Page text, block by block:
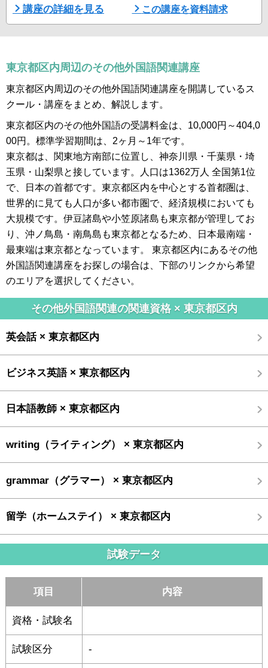
の力をバランスよく伸ばせる構成。
検定委員会監修のカリキュラムのため、検定試験と同じ形式・レベル
で対策することができます。
教材はユーキャンのオリジナルです。メインテキストは２級・３級共
検定対策としてはもちろん、社会人としての信頼を高めたい方や、教
講座の詳細を見る この講座を資料請求
東京都区内周辺のその他外国語関連講座
東京都区内周辺のその他外国語関連講座を開講しているス
クール・講座をまとめ、解説します。
東京都区内のその他外国語の受講料金は、10,000円～404,0
00円。標準学習期間は、2ヶ月～1年です。
東京都は、関東地方南部に位置し、神奈川県・千葉県・埼
玉県・山梨県と接しています。人口は1362万人 全国第1位
で、日本の首都です。東京都区内を中心とする首都圏は、
世界的に見ても人口が多い都市圏で、経済規模においても
大規模です。伊豆諸島や小笠原諸島も東京都が管理してお
り、沖ノ鳥島・南鳥島も東京都となるため、日本最南端・
最東端は東京都となっています。 東京都区内にあるその他
外国語関連講座をお探しの場合は、下部のリンクから希望
のエリアを選択してください。
その他外国語関連の関連資格 × 東京都区内
英会話 × 東京都区内
ビジネス英語 × 東京都区内
日本語教師 × 東京都区内
writing（ライティング） × 東京都区内
grammar（グラマー） × 東京都区内
留学（ホームステイ） × 東京都区内
試験データ
項目 内容
資格・試験名
試験区分 -